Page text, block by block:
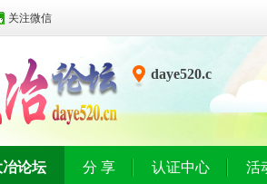
关注微信
daye520.c
冶论坛 分 享 认证中心 活